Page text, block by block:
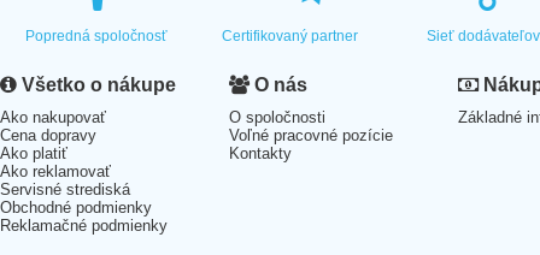
Popredná spoločnosť Certifikovaný partner Sieť dodávateľov
Všetko o nákupe
Ako nakupovať
Cena dopravy
Ako platiť
Ako reklamovať
Servisné strediská
Obchodné podmienky
Reklamačné podmienky
O nás
O spoločnosti
Voľné pracovné pozície
Kontakty
Základné